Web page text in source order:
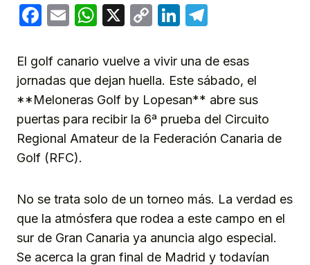
Facebook
EmailWhatsApp
X
CopyLinkedIn
El golf canario vuelve a vivir una de esas
jornadas que dejan huella. Este sábado, el
**Meloneras Golf by Lopesan** abre sus
puertas para recibir la 6ª prueba del Circuito
Regional Amateur de la Federación Canaria de
Golf (RFC).
No se trata solo de un torneo más. La verdad es
que la atmósfera que rodea a este campo en el
sur de Gran Canaria ya anuncia algo especial.
Se acerca la gran final de Madrid y todavían